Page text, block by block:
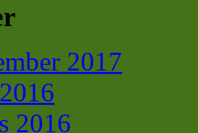
2017
2016